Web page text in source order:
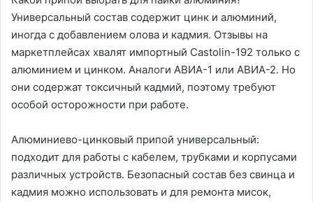
Универсальный состав содержит цинк и алюминий,
иногда с добавлением олова и кадмия. Отзывы на
маркетплейсах хвалят импортный Castolin-192 только с
алюминием и цинком. Аналоги АВИА-1 или АВИА-2. Но
они содержат токсичный кадмий, поэтому требуют
особой осторожности при работе.
Алюминиево-цинковый припой универсальный:
подходит для работы с кабелем, трубками и корпусами
различных устройств. Безопасный состав без свинца и
кадмия можно использовать и для ремонта мисок,